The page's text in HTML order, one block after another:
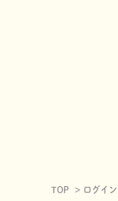
TOP ログイン